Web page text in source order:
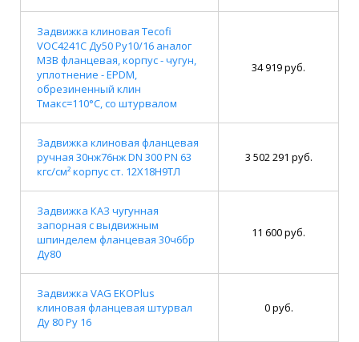
Задвижка клиновая Tecofi
VOC4241C Ду50 Ру10/16 аналог
МЗВ фланцевая, корпус - чугун,
уплотнение - EPDM,
обрезиненный клин
Тмакс=110°С, со штурвалом
34 919 руб.
Задвижка клиновая фланцевая
ручная 30нж76нж DN 300 PN 63
кгс/см² корпус ст. 12Х18Н9ТЛ
3 502 291 руб.
Задвижка КАЗ чугунная
запорная с выдвижным
шпинделем фланцевая 30ч6бр
Ду80
11 600 руб.
Задвижка VAG EKOPlus
клиновая фланцевая штурвал
Ду 80 Ру 16
0 руб.